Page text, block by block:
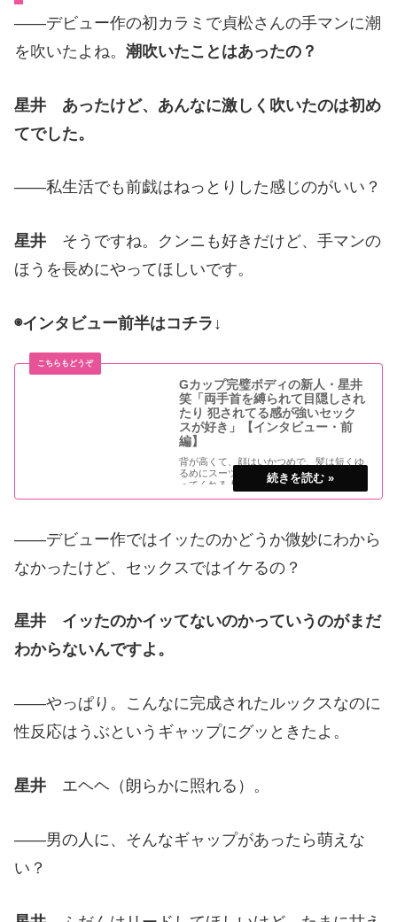
——デビュー作の初カラミで貞松さんの手マンに潮
を吹いたよね。 潮吹いたことはあったの？
星井
あったけど、あんなに激しく吹いたのは初め
てでした。
——私生活でも前戯はねっとりした感じのがいい？
星井 そうですね。クンニも好きだけど、手マンの
ほうを長めにやってほしいです。
◉インタビュー前半はコチラ↓
Gカップ完璧ボディの新人・星井
笑「両手首を縛られて目隠しされ
たり 犯されてる感が強いセック
スが好き」【インタビュー・前
編】
背が高くて、顔はいかつめで、髪は短くゆ
るめにスーツを着こなしていっぱいしゃべ
ってくれる人に弱いの！完璧ボディなが
言っているけど、
——デビュー作ではイッたのかどうか微妙にわから
なかったけど、セックスではイケるの？
星井
イッたのかイッてないのかっていうのがまだ
わからないんですよ。
——やっぱり。こんなに完成されたルックスなのに
性反応はうぶというギャップにグッときたよ。
星井 エヘヘ（朗らかに照れる）。
——男の人に、そんなギャップがあったら萌えな
い？